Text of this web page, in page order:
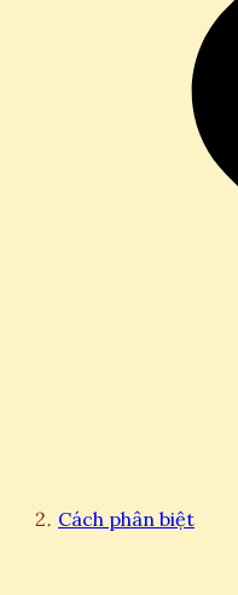
Cách phân biệt